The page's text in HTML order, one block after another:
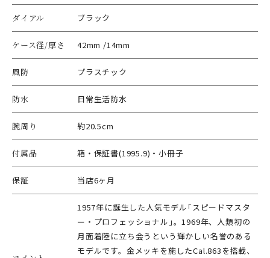
ダイアル ブラック
ケース径/厚さ 42mm /14mm
風防 プラスチック
防水 日常生活防水
腕周り 約20.5cm
付属品 箱・保証書(1995.9)・小冊子
保証 当店6ヶ月
1957年に誕生した人気モデル｢スピードマスタ
ー・プロフェッショナル｣。1969年、人類初の
月面着陸に立ち会うという輝かしい名誉のある
モデルです。金メッキを施したCal.863を搭載、